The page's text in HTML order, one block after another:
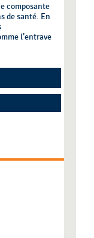
composante
de santé. En
l’entrave